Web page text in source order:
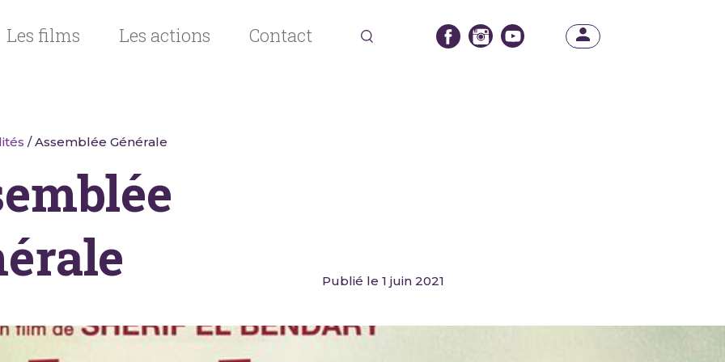
Les films Les actions Contact
/ Assemblée Générale
Publié le 1 juin 2021